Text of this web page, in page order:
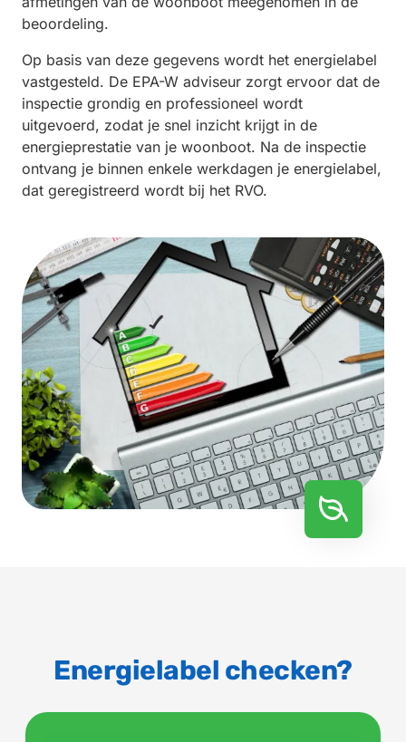
beoordeling.
Op basis van deze gegevens wordt het energielabel
vastgesteld. De EPA-W adviseur zorgt ervoor dat de
inspectie grondig en professioneel wordt
uitgevoerd, zodat je snel inzicht krijgt in de
energieprestatie van je woonboot. Na de inspectie
ontvang je binnen enkele werkdagen je energielabel,
dat geregistreerd wordt bij het RVO.
Energielabel checken?